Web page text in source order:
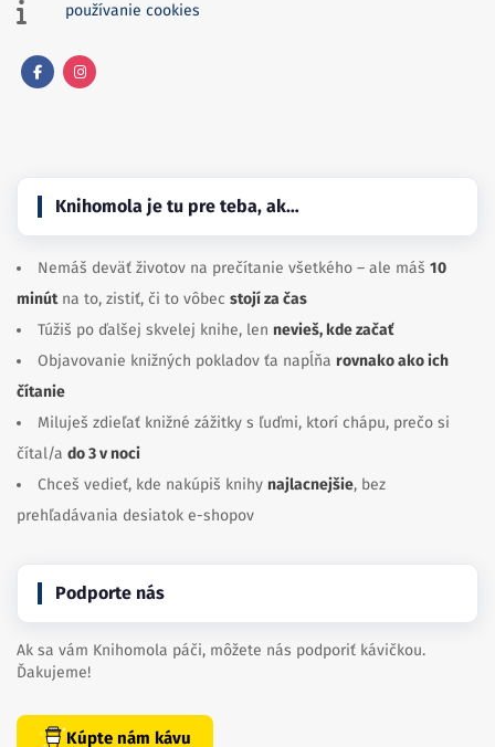
používanie cookies
Knihomola je tu pre teba, ak…
Nemáš deväť životov na prečítanie všetkého – ale máš 10
minútna to, zistiť, či to vôbec stojí za čas
Túžiš po ďalšej skvelej knihe, len nevieš, kde začať
Objavovanie knižných pokladov ťa napĺňa rovnako ako ich
čítanie
Miluješ zdieľať knižné zážitky s ľuďmi, ktorí chápu, prečo si
čítal/a do 3 v noci
Chceš vedieť, kde nakúpiš knihy najlacnejšie, bez
prehľadávania desiatok e-shopov
Podporte nás
Ak sa vám Knihomola páči, môžete nás podporiť kávičkou.
Ďakujeme!
Kúpte nám kávu